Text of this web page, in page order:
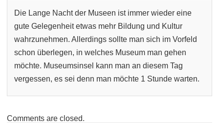
Die Lange Nacht der Museen ist immer wieder eine
gute Gelegenheit etwas mehr Bildung und Kultur
wahrzunehmen. Allerdings sollte man sich im Vorfeld
schon überlegen, in welches Museum man gehen
möchte. Museumsinsel kann man an diesem Tag
vergessen, es sei denn man möchte 1 Stunde warten.
Comments are closed.